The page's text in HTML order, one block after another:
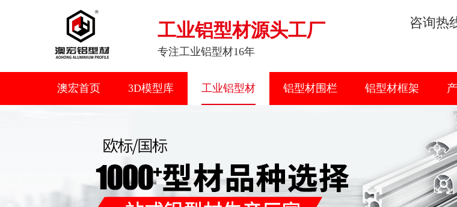
工业铝型材源头工厂
专注工业铝型材16年
咨询热
澳宏首页 3D模型库 工业铝型材 铝型材围栏 铝型材框架